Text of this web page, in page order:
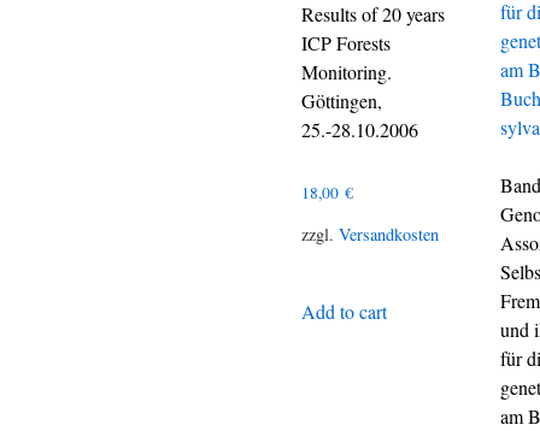
Results of 20 years
ICP Forests
Monitoring.
Göttingen,
25.-28.10.2006
18,00 €
zzgl. Versandkosten
Add to cart
und
für
am